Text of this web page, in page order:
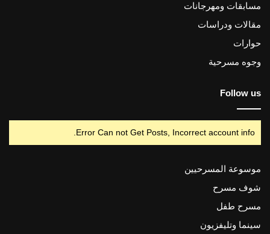
مسابقات ومهرجانات
مقالات ودراسات
حوارات
وجوه مسرحية
Follow us
Error Can not Get Posts, Incorrect account info.
موسوعة المسرحيين
شوف مسرح
مسرح طفل
سينما وتليفزيون